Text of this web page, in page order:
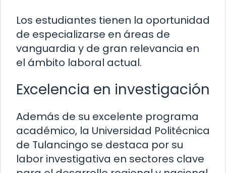
Los estudiantes tienen la oportunidad
de especializarse en áreas de
vanguardia y de gran relevancia en
el ámbito laboral actual.
Excelencia en investigación
Además de su excelente programa
académico, la Universidad Politécnica
de Tulancingo se destaca por su
labor investigativa en sectores clave